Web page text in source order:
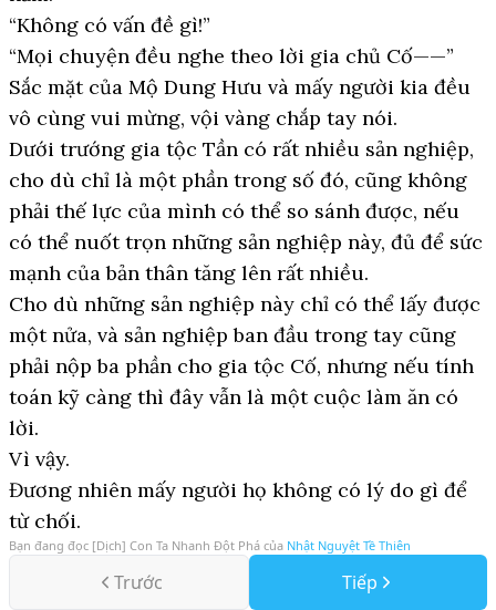
“Không có vấn đề gì!”
“Mọi chuyện đều nghe theo lời gia chủ Cố——”
Sắc mặt của Mộ Dung Hưu và mấy người kia đều
vô cùng vui mừng, vội vàng chắp tay nói.
Dưới trướng gia tộc Tần có rất nhiều sản nghiệp,
cho dù chỉ là một phần trong số đó, cũng không
phải thế lực của mình có thể so sánh được, nếu
có thể nuốt trọn những sản nghiệp này, đủ để sức
mạnh của bản thân tăng lên rất nhiều.
Cho dù những sản nghiệp này chỉ có thể lấy được
một nửa, và sản nghiệp ban đầu trong tay cũng
phải nộp ba phần cho gia tộc Cố, nhưng nếu tính
toán kỹ càng thì đây vẫn là một cuộc làm ăn có
lời.
Vì vậy.
Đương nhiên mấy người họ không có lý do gì để
từ chối.
Bạn đang đọc [Dịch] Con Ta Nhanh Đột Phá của Nhật Nguyệt Tề Thiên
Trước Tiếp